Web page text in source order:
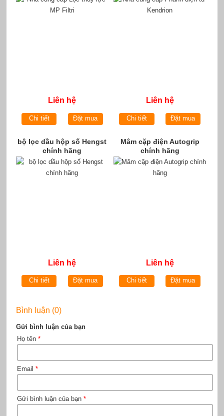
Liên hệ
Chi tiết Đặt mua
Liên hệ
Chi tiết Đặt mua
bộ lọc dầu hộp số Hengst
chính hãng
Liên hệ
Chi tiết Đặt mua
Mâm cặp điện Autogrip
chính hãng
Liên hệ
Chi tiết Đặt mua
Bình luận (0)
Gửi bình luận của bạn
Họ tên *
Email *
Gửi bình luận của bạn *